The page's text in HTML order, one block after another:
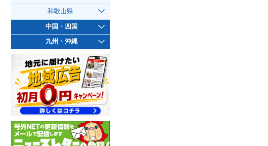
和歌山県
中国・四国
九州・沖縄